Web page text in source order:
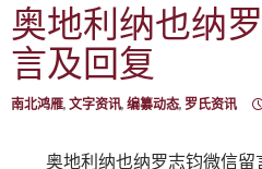
奥地利纳也纳
言及回复
南北鸿雁, 文字资讯, 编纂动态, 罗氏资讯
奥地利纳也纳罗志钧微信